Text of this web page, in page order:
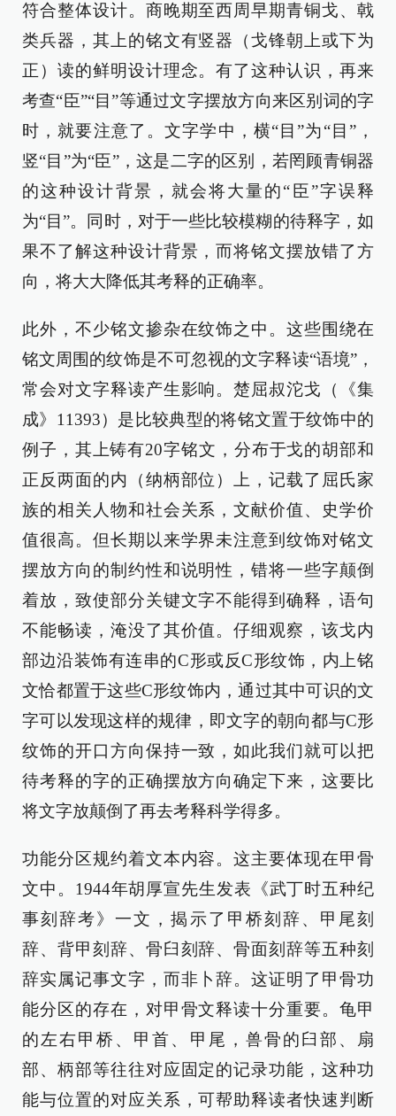
符合整体设计。商晚期至西周早期青铜戈、戟
类兵器，其上的铭文有竖器（戈锋朝上或下为
正）读的鲜明设计理念。有了这种认识，再来
考查“臣”“目”等通过文字摆放方向来区别词的字
时，就要注意了。文字学中，横“目”为“目”，
竖“目”为“臣”，这是二字的区别，若罔顾青铜器
的这种设计背景，就会将大量的“臣”字误释
为“目”。同时，对于一些比较模糊的待释字，如
果不了解这种设计背景，而将铭文摆放错了方
向，将大大降低其考释的正确率。
此外，不少铭文掺杂在纹饰之中。这些围绕在
铭文周围的纹饰是不可忽视的文字释读“语境”，
常会对文字释读产生影响。楚屈叔沱戈（《集
成》11393）是比较典型的将铭文置于纹饰中的
例子，其上铸有20字铭文，分布于戈的胡部和
正反两面的内（纳柄部位）上，记载了屈氏家
族的相关人物和社会关系，文献价值、史学价
值很高。但长期以来学界未注意到纹饰对铭文
摆放方向的制约性和说明性，错将一些字颠倒
着放，致使部分关键文字不能得到确释，语句
不能畅读，淹没了其价值。仔细观察，该戈内
部边沿装饰有连串的C形或反C形纹饰，内上铭
文恰都置于这些C形纹饰内，通过其中可识的文
字可以发现这样的规律，即文字的朝向都与C形
纹饰的开口方向保持一致，如此我们就可以把
待考释的字的正确摆放方向确定下来，这要比
将文字放颠倒了再去考释科学得多。
功能分区规约着文本内容。这主要体现在甲骨
文中。1944年胡厚宣先生发表《武丁时五种纪
事刻辞考》一文，揭示了甲桥刻辞、甲尾刻
辞、背甲刻辞、骨臼刻辞、骨面刻辞等五种刻
辞实属记事文字，而非卜辞。这证明了甲骨功
能分区的存在，对甲骨文释读十分重要。龟甲
的左右甲桥、甲首、甲尾，兽骨的臼部、扇
部、柄部等往往对应固定的记录功能，这种功
能与位置的对应关系，可帮助释读者快速判断